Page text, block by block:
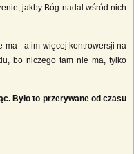
jakby Bóg nadal wśród nich
ma - a im więcej kontrowersji na
bo niczego tam nie ma, tylko
Było to przerywane od czasu